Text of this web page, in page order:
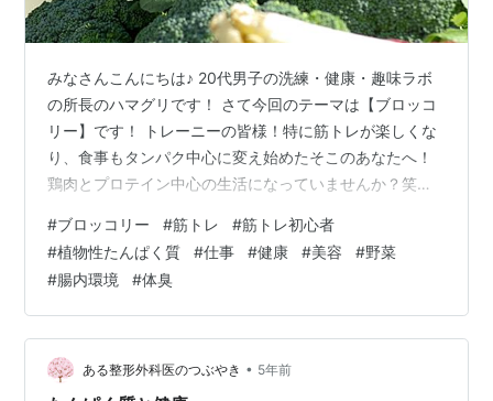
みなさんこんにちは♪ 20代男子の洗練・健康・趣味ラボ
の所長のハマグリです！ さて今回のテーマは【ブロッコ
リー】です！ トレーニーの皆様！特に筋トレが楽しくな
り、食事もタンパク中心に変え始めたそこのあなたへ！
鶏肉とプロテイン中心の生活になっていませんか？笑僕
ります！✨ 今回はそんな方々へ、ブロッコリーの魅力を
余すことなく語っていきます♪ タンパク質が豊富！ 腸内
環境を整える エストロゲンを抑制 まとめ タンパク質が
豊富！ 畑のお肉と聞くと、大豆が有名ですよね？勿論豆
類は全般的にタンパク質が多いです！ が、それ以外の野
菜の中で、比較的タンパク質…
#ブロッコリー #筋トレ #筋トレ初心者
#植物性たんぱく質 #仕事 #健康 #美容 #野菜
#腸内環境 #体臭
ある整形外科医のつぶやき • 5年前